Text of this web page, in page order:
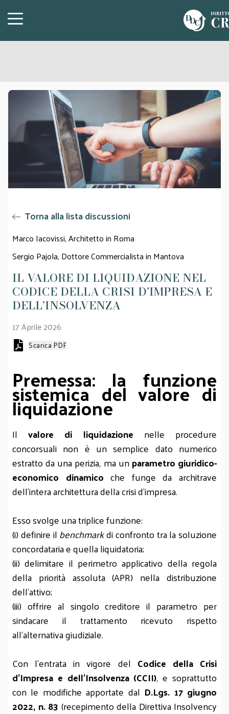
Torna alla lista discussioni
Marco Iacovissi,Architetto in Roma
Sergio Pajola, Dottore Commercialista in Mantova
IL VALORE DI LIQUIDAZIONE NEL
CODICE DELLA CRISI D’IMPRESA E
DELL’INSOLVENZA
17 Aprile 2026
Scarica PDF
Premessa: la funzione
sistemica del valore di
liquidazione
Ilvalore di liquidazione nelle procedure
concorsuali non è un semplice dato numerico
estratto da una perizia, ma unparametro giuridico-
economico dinamico che funge da architrave
dell’intera architettura della crisi d’impresa.
Esso svolge una triplice funzione:
(i) definire ilbenchmarkdi confronto tra la soluzione
concordataria e quella liquidatoria;
(ii) delimitare il perimetro applicativo della regola
della priorità assoluta (APR) nella distribuzione
dell’attivo;
(iii) offrire al singolo creditore il parametro per
sindacare il trattamento ricevuto rispetto
all’alternativa giudiziale.
Con l’entrata in vigore del Codice della Crisi
d’Impresa e dell’Insolvenza (CCII), e soprattutto
con le modifiche apportate dal D.Lgs. 17 giugno
2022, n. 83 (recepimento della Direttiva Insolvency